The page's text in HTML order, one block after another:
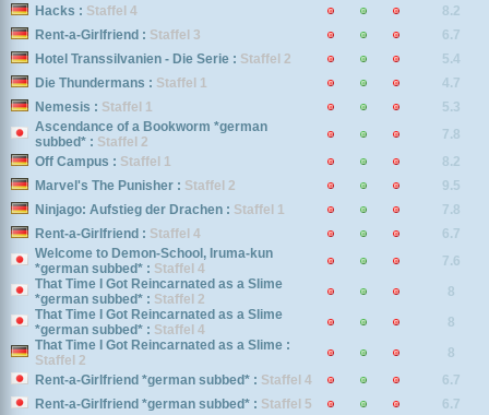
Hacks : Staffel 4
8.2
Rent-a-Girlfriend : Staffel 3
6.7
Hotel Transsilvanien - Die Serie : Staffel 2
5.4
Die Thundermans : Staffel 1
4.7
Nemesis : Staffel 1
5.3
Ascendance of a Bookworm *german
subbed* : Staffel 2
7.8
Off Campus : Staffel 1
8.2
Marvel's The Punisher : Staffel 2
9.5
Ninjago: Aufstieg der Drachen : Staffel 1
7.8
Rent-a-Girlfriend : Staffel 4
6.7
Welcome to Demon-School, Iruma-kun
*german subbed* : Staffel 4
7.6
That Time I Got Reincarnated as a Slime
*german subbed* : Staffel 2
8
That Time I Got Reincarnated as a Slime
*german subbed* : Staffel 4
8
That Time I Got Reincarnated as a Slime :
Staffel 2
8
Rent-a-Girlfriend *german subbed* : Staffel 4
6.7
Rent-a-Girlfriend *german subbed* : Staffel 5
6.7